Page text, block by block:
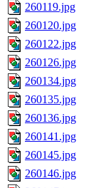
260119.jpg
260120.jpg
260122.jpg
260126.jpg
260134.jpg
260135.jpg
260136.jpg
260141.jpg
260145.jpg
260146.jpg